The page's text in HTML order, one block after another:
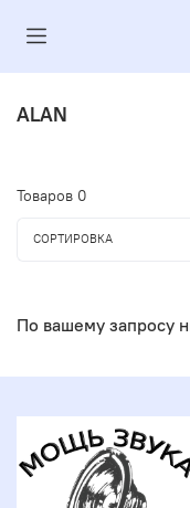
ALAN
Товаров 0
СОРТИРОВКА
По вашему запросу